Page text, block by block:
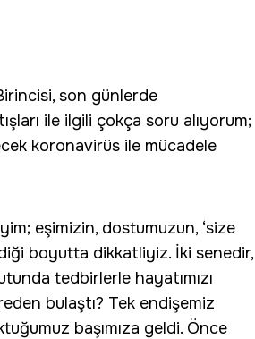
son günlerde
ile ilgili çokça soru alıyorum;
koronavirüs ile mücadele
eşimizin, dostumuzun, ‘size
boyutta dikkatliyiz. İki senedir,
tedbirlerle hayatımızı
bulaştı? Tek endişemiz
başımıza geldi. Önce